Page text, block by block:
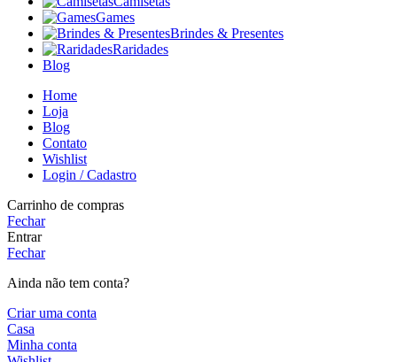
Games
Brindes & Presentes
Raridades
Blog
Home
Loja
Blog
Contato
Wishlist
Login / Cadastro
Carrinho de compras
Fechar
Entrar
Fechar
Ainda não tem conta?
Criar uma conta
Casa
Minha conta